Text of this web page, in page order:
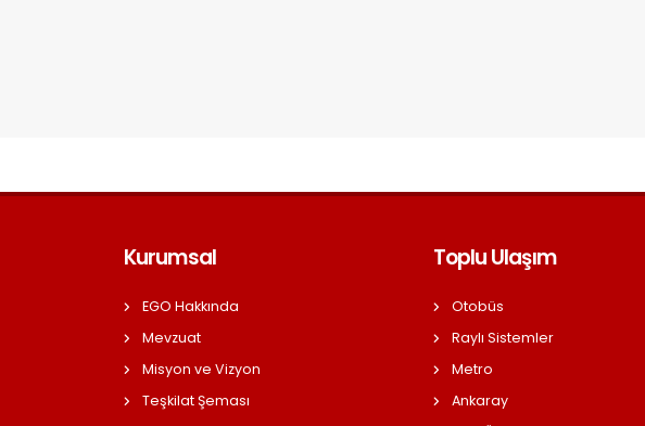
Kurumsal
EGO Hakkında
Mevzuat
Misyon ve Vizyon
Teşkilat Şeması
Toplu Ulaşım
Otobüs
Raylı Sistemler
Metro
Ankaray